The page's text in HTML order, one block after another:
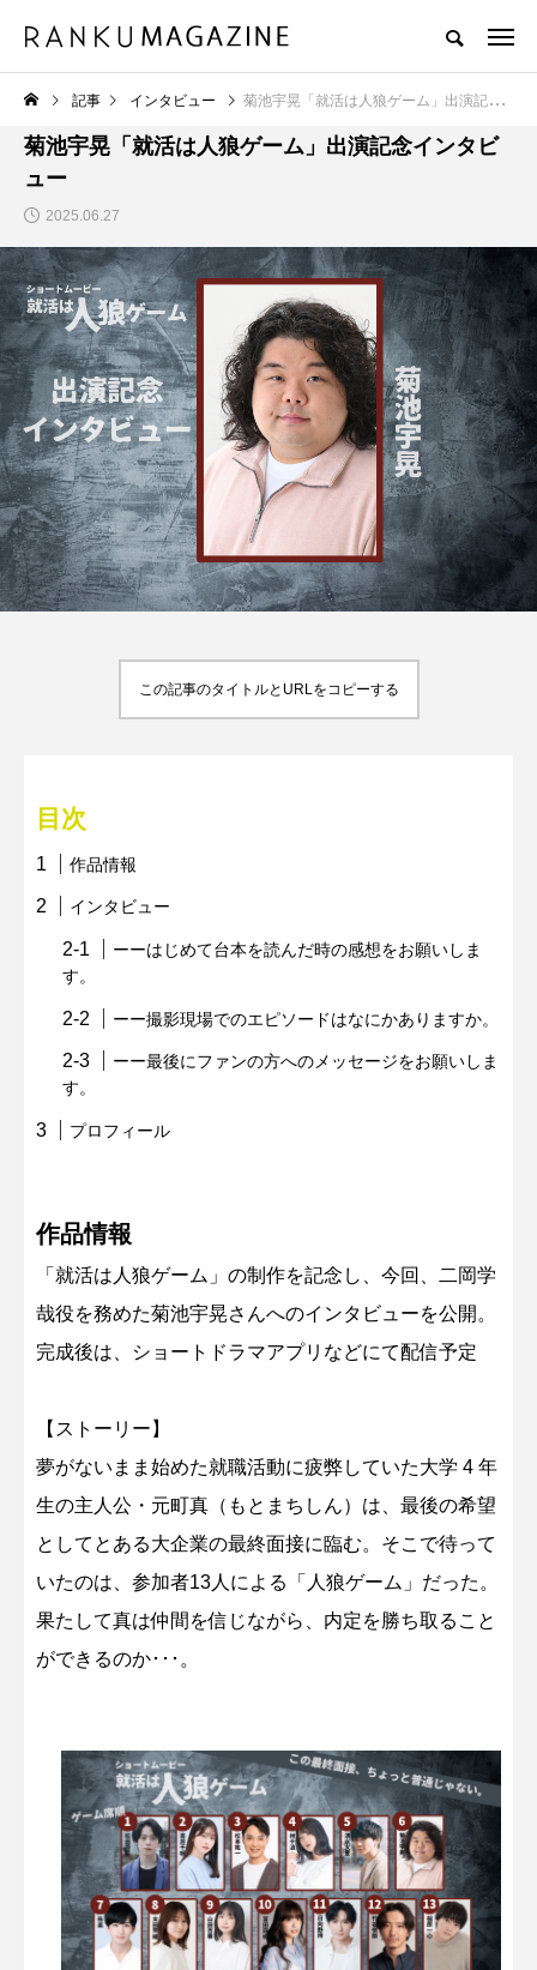
記事 インタビュー 菊池宇晃「就活は人狼ゲーム」出演記念インタビュー
インタビュー
菊池宇晃「就活は人狼ゲーム」出演記念インタビ
ュー
2025.06.27
この記事のタイトルとURLをコピーする
目次
作品情報
インタビュー
ーーはじめて台本を読んだ時の感想をお願いしま
す。
ーー撮影現場でのエピソードはなにかありますか。
ーー最後にファンの方へのメッセージをお願いしま
す。
プロフィール
作品情報
「就活は人狼ゲーム」の制作を記念し、今回、二岡学
哉役を務めた菊池宇晃さんへのインタビューを公開。
完成後は、ショートドラマアプリなどにて配信予定
【ストーリー】
夢がないまま始めた就職活動に疲弊していた大学 4 年
生の主人公・元町真（もとまちしん）は、最後の希望
としてとある大企業の最終面接に臨む。そこで待って
いたのは、参加者13人による「人狼ゲーム」だった。
果たして真は仲間を信じながら、内定を勝ち取ること
ができるのか･･･。